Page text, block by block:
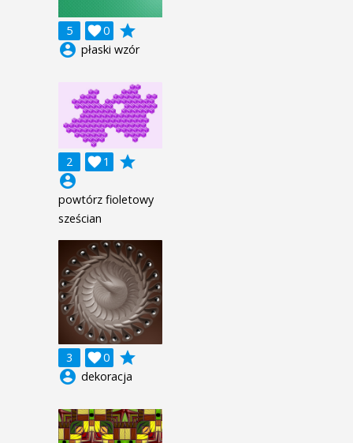
5 0

grade
account_circle płaski wzór
2 1

grade
account_circle
powtórz fioletowy
sześcian
3 0

grade
account_circle dekoracja